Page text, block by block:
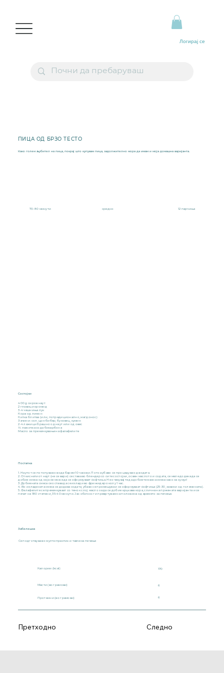
Логирај се
ПИЦА ОД БРЗО ТЕСТО
Како голем љубител на пица, покрај што купувам пица, задолжително мора да имам и моја домашна варијанта.
70-80 минути средно 12 парчиња
Состојки
400 g сиров наут
2 главици кромид
3-4 чешниња лук
Кора од лимон
Китка блитва (или, потрадиционално, магдонос)
Зачини: сол, црн бибер, буковец, кумин
2-4 лажици брашно од наут или од овес
½ лажичка сода бикарбона
Масло за премачкување на фалафелите
Постапка
1. Наутот се потопува во вода барем 10 часови. Потоа убаво се процедува од водата.
2. Откиснатиот наут (не се вари) се става во блендер со сите состојки, освен маслото и содата, се меле додека да се
добие смеса од која ќе може да се оформуваат ќофтиња. Не очекувајте да добиете мазна смеса како за хумус!
3. Добиената смеса се остава да се излади во фрижидер околу 1 час.
4. Во изладената смеса се додава содата, убаво се промешува и се оформуваат ќофтиња (25-30, зависи од големината).
5. Фалафелите се премачкуваат со тенок слој масло за да се добие крцкава кора, слична на пржената варијанта и се
печат на 180 степени, 35-40 минути. Јас обично ги превртувам на половина од времето за печење.
Забелешка
Се подготвува во мултипрактик и тавче за печење
Калории (kcal) 170
Масти (во грамови) 6
Протеини (во грамови) 6
Следно
Претходно